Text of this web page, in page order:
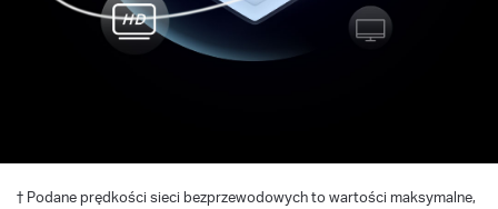
† Podane prędkości sieci bezprzewodowych to wartości maksymalne,